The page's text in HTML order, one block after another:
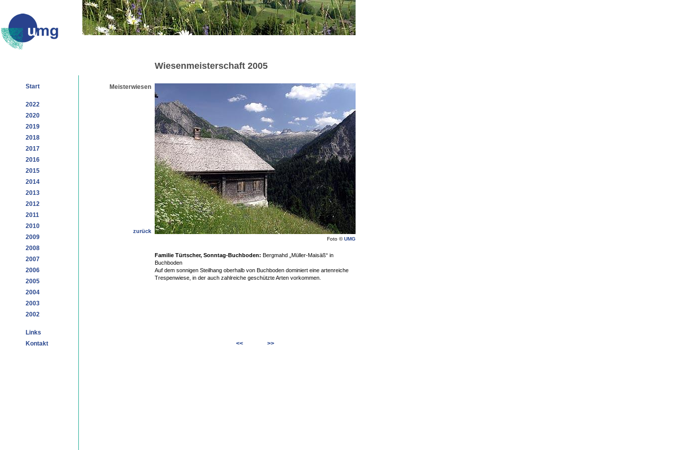
Start
2022
2020
2019
2018
2017
2016
2015
2014
2013
2012
2011
2010
2009
2008
2007
2006
2005
2004
2003
2002
Links
Kontakt
Wiesenmeisterschaft 2005
Meisterwiesen
zurück
Foto ©UMG
Familie Türtscher, Sonntag-Buchboden: Bergmahd „Müller-Maisäß“ in
Buchboden
Auf dem sonnigen Steilhang oberhalb von Buchboden dominiert eine artenreiche
Trespenwiese, in der auch zahlreiche geschützte Arten vorkommen.
<< >>